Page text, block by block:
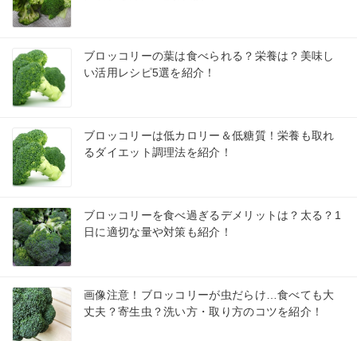
ブロッコリーの葉は食べられる？栄養は？美味し
い活用レシピ5選を紹介！
ブロッコリーは低カロリー＆低糖質！栄養も取れ
るダイエット調理法を紹介！
ブロッコリーを食べ過ぎるデメリットは？太る？1
日に適切な量や対策も紹介！
画像注意！ブロッコリーが虫だらけ…食べても大
丈夫？寄生虫？洗い方・取り方のコツを紹介！